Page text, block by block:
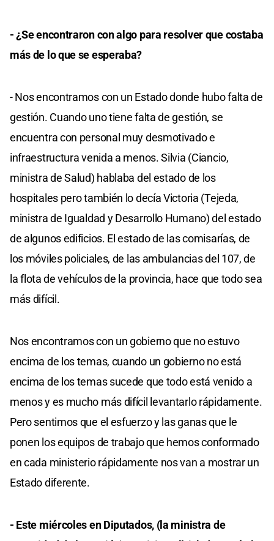
- ¿Se encontraron con algo para resolver que costaba
más de lo que se esperaba?
- Nos encontramos con un Estado donde hubo falta de
gestión. Cuando uno tiene falta de gestión, se
encuentra con personal muy desmotivado e
infraestructura venida a menos. Silvia (Ciancio,
ministra de Salud) hablaba del estado de los
hospitales pero también lo decía Victoria (Tejeda,
ministra de Igualdad y Desarrollo Humano) del estado
de algunos edificios. El estado de las comisarías, de
los móviles policiales, de las ambulancias del 107, de
la flota de vehículos de la provincia, hace que todo sea
más difícil.
Nos encontramos con un gobierno que no estuvo
encima de los temas, cuando un gobierno no está
encima de los temas sucede que todo está venido a
menos y es mucho más difícil levantarlo rápidamente.
Pero sentimos que el esfuerzo y las ganas que le
ponen los equipos de trabajo que hemos conformado
en cada ministerio rápidamente nos van a mostrar un
Estado diferente.
- Este miércoles en Diputados, (la ministra de